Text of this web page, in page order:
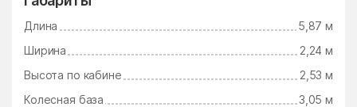
Длина
5,87 м
Ширина
2,24 м
Высота по кабине
2,53 м
Колесная база
3,05 м